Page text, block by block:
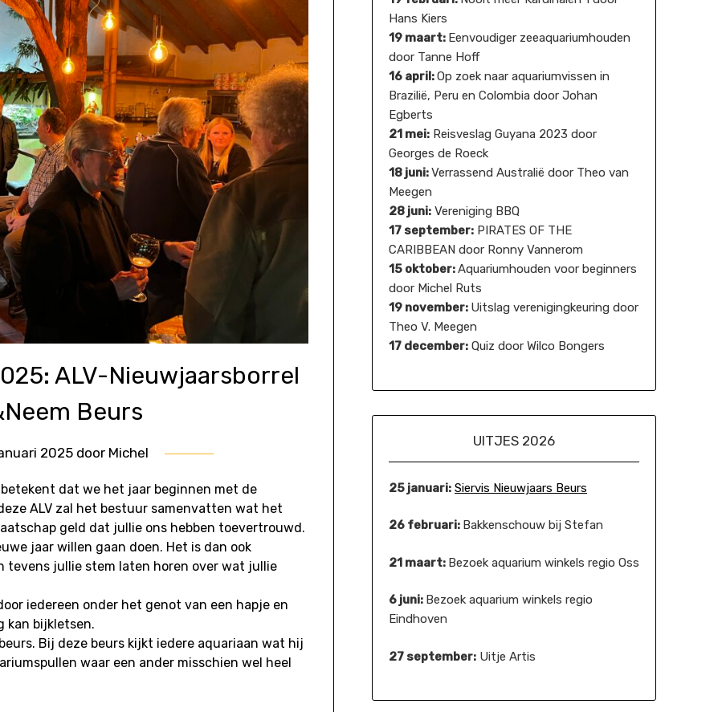
ALV-Nieuwjaarsborrel
Beurs
2025door Michel
dat we het jaar beginnen met de
ALV zal het bestuur samenvatten wat het
geld dat jullie ons hebben toevertrouwd.
jaar willen gaan doen. Het is dan ook
tevens jullie stem laten horen over wat jullie
iedereen onder het genot van een hapje en
kan bijkletsen.
Bij deze beurs kijkt iedere aquariaan wat hij
waar een ander misschien wel heel
Hans Kiers
19 maart: Eenvoudiger zeeaquariumhouden
door Tanne Hoff
16 april:Op zoek naar aquariumvissen in
Brazilië, Peru en Colombia door Johan
Egberts
21 mei:Reisveslag Guyana 2023 door
Georges de Roeck
18 juni:Verrassend Australië door Theo van
Meegen
28 juni:Vereniging BBQ
17 september:PIRATES OF THE
CARIBBEAN door Ronny Vannerom
15 oktober:Aquariumhouden voor beginners
door Michel Ruts
19 november: Uitslag verenigingkeuring door
Theo V. Meegen
17 december:Quiz door Wilco Bongers
UITJES 2026
25 januari: Siervis Nieuwjaars Beurs
26 februari: Bakkenschouw bij Stefan
21 maart: Bezoek aquarium winkels regio Oss
6 juni: Bezoek aquarium winkels regio
Eindhoven
27 september:Uitje Artis